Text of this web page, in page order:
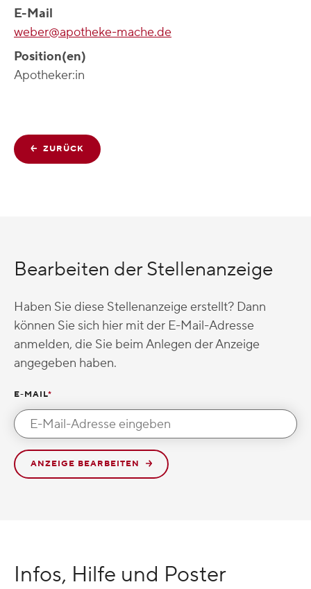
E-Mail
weber@apotheke-mache.de
Position(en)
Apotheker:in
ZURÜCK
Bearbeiten der Stellenanzeige
Haben Sie diese Stellenanzeige erstellt? Dann
können Sie sich hier mit der E-Mail-Adresse
anmelden, die Sie beim Anlegen der Anzeige
angegeben haben.
E-MAIL*
ANZEIGE BEARBEITEN
Infos, Hilfe und Poster